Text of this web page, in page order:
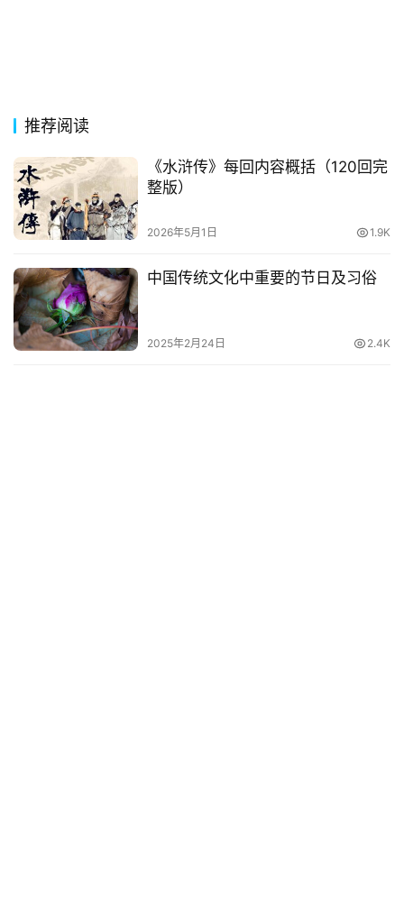
常
用
贺
词
络
热
词
推荐阅读
《水浒传》每回内容概括（120回完
整版）
2026年5月1日 1.9K
中国传统文化中重要的节日及习俗
2025年2月24日 2.4K